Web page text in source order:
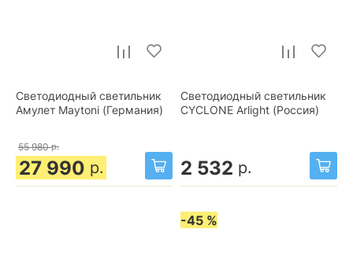
Светодиодный светильник
Амулет Maytoni (Германия)
55 980 р.
27 990 р.
Светодиодный светильник
CYCLONE Arlight (Россия)
2 532 р.
-45 %